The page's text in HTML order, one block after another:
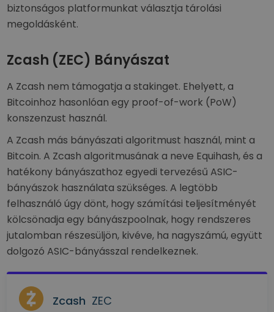
biztonságos platformunkat választja tárolási
megoldásként.
Zcash (ZEC) Bányászat
A Zcash nem támogatja a stakinget. Ehelyett, a
Bitcoinhoz hasonlóan egy proof-of-work (PoW)
konszenzust használ.
A Zcash más bányászati algoritmust használ, mint a
Bitcoin. A Zcash algoritmusának a neve Equihash, és a
hatékony bányászathoz egyedi tervezésű ASIC-
bányászok használata szükséges. A legtöbb
felhasználó úgy dönt, hogy számítási teljesítményét
kölcsönadja egy bányászpoolnak, hogy rendszeres
jutalomban részesüljön, kivéve, ha nagyszámú, együtt
dolgozó ASIC-bányásszal rendelkeznek.
Zcash ZEC